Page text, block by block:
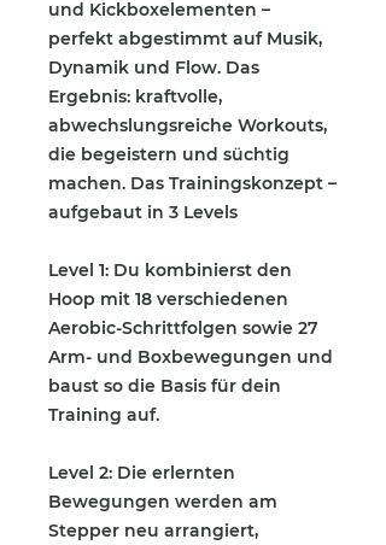
und Kickboxelementen –
perfekt abgestimmt auf Musik,
Dynamik und Flow. Das
Ergebnis: kraftvolle,
abwechslungsreiche Workouts,
die begeistern und süchtig
machen. Das Trainingskonzept –
aufgebaut in 3 Levels
Level 1: Du kombinierst den
Hoop mit 18 verschiedenen
Aerobic-Schrittfolgen sowie 27
Arm- und Boxbewegungen und
baust so die Basis für dein
Training auf.
Level 2: Die erlernten
Bewegungen werden am
Stepper neu arrangiert,